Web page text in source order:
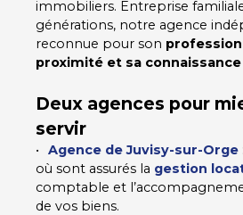
immobiliers. Entreprise
générations, notre agence
reconnue pour son
proximité et sa
Deux agences pour
servir
Agence de Juvisy-sur-Orge
où sont assurés la gestion
comptable et
de vos biens.